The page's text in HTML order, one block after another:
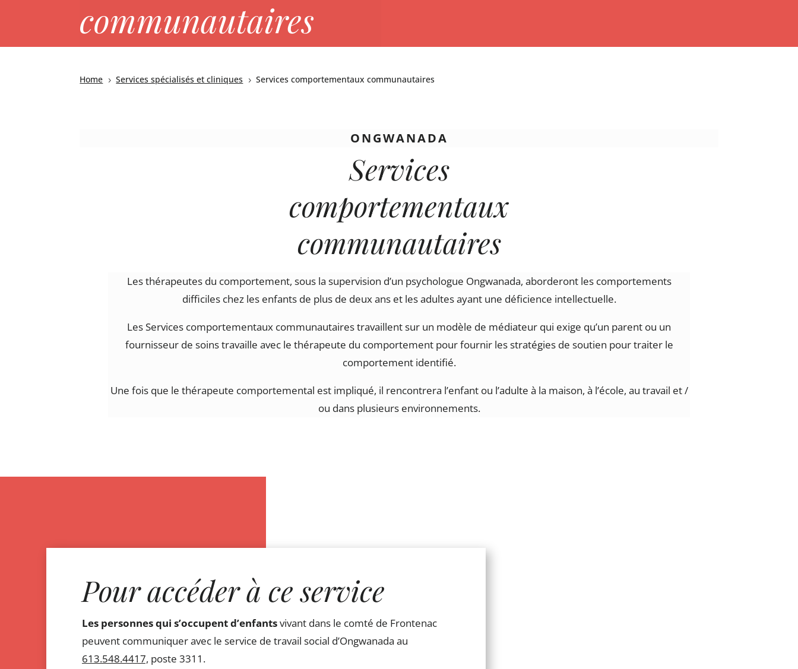
communautaires
Home 5 Services spécialisés et cliniques 5 Services comportementaux communautaires
ONGWANADA
Services
comportementaux
communautaires
Les thérapeutes du comportement, sous la supervision d’un psychologue Ongwanada, aborderont les comportements
difficiles chez les enfants de plus de deux ans et les adultes ayant une déficience intellectuelle.
Les Services comportementaux communautaires travaillent sur un modèle de médiateur qui exige qu’un parent ou un
fournisseur de soins travaille avec le thérapeute du comportement pour fournir les stratégies de soutien pour traiter le
comportement identifié.
Une fois que le thérapeute comportemental est impliqué, il rencontrera l’enfant ou l’adulte à la maison, à l’école, au travail et /
ou dans plusieurs environnements.
Pour accéder à ce service
Les personnes qui s’occupent d’enfantsvivant dans le comté de Frontenac
peuvent communiquer avec le service de travail social d’Ongwanada au
613.548.4417, poste 3311.